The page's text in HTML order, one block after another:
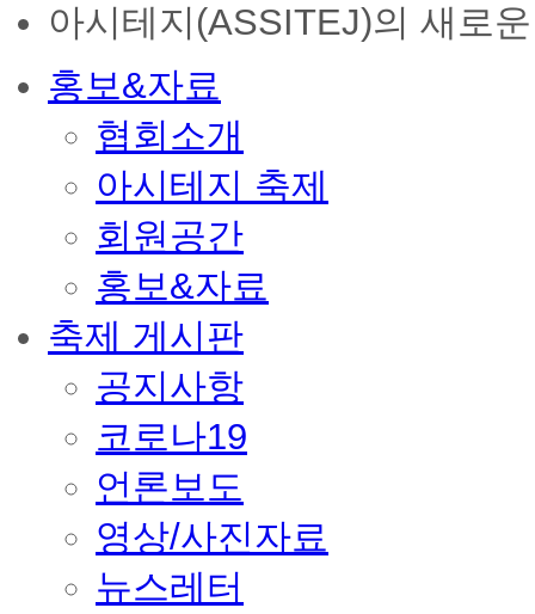
아시테지(ASSITEJ)의 새로
홍보&자료
협회소개
아시테지 축제
회원공간
홍보&자료
축제 게시판
공지사항
코로나19
언론보도
영상/사진자료
뉴스레터